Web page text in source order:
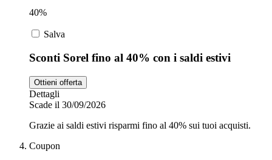
40%
Salva
Sconti Sorel fino al 40% con i saldi estivi
Ottieni offerta
Dettagli
Scade il 30/09/2026
Grazie ai saldi estivi risparmi fino al 40% sui tuoi acquisti.
Coupon